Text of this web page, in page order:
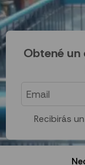
Obtené
Recibirás